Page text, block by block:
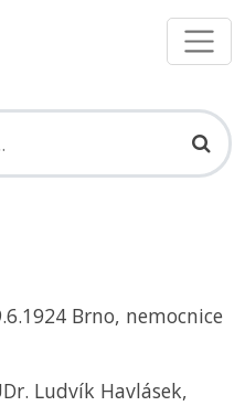
Brno, nemocnice
Ludvík Havlásek,